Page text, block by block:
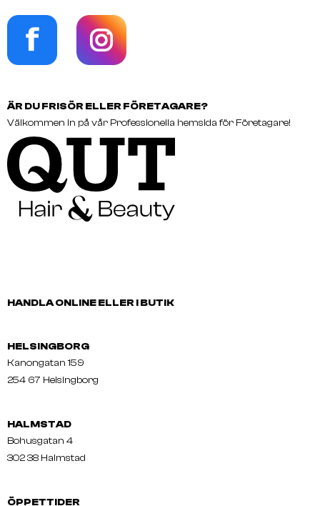
ÄR DU FRISÖR ELLER FÖRETAGARE?
Välkommen in på vår Professionella hemsida för Företagare!
HANDLA ONLINE ELLER I BUTIK
HELSINGBORG
Kanongatan 159
254 67 Helsingborg
HALMSTAD
Bohusgatan 4
302 38 Halmstad
ÖPPETTIDER